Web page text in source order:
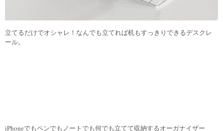
立てるだけでオシャレ！なんでも立てれば机もすっきりできるデスクレ
ール。
iPhoneでもペンでもノートでも何でも立てて収納するオーガナイザー